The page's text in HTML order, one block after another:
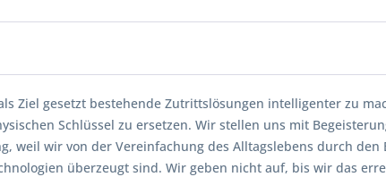
Ziel gesetzt bestehende Zutrittslösungen intelligenter zu
Schlüssel zu ersetzen. Wir stellen uns mit
weil wir von der Vereinfachung des Alltagslebens durch den
überzeugt sind. Wir geben nicht auf, bis wir das